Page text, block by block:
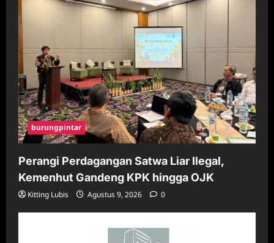
burungpintar
Perangi Perdagangan Satwa Liar Ilegal,
Kemenhut Gandeng KPK hingga OJK
Kitting Lubis Agustus 9, 2026 0